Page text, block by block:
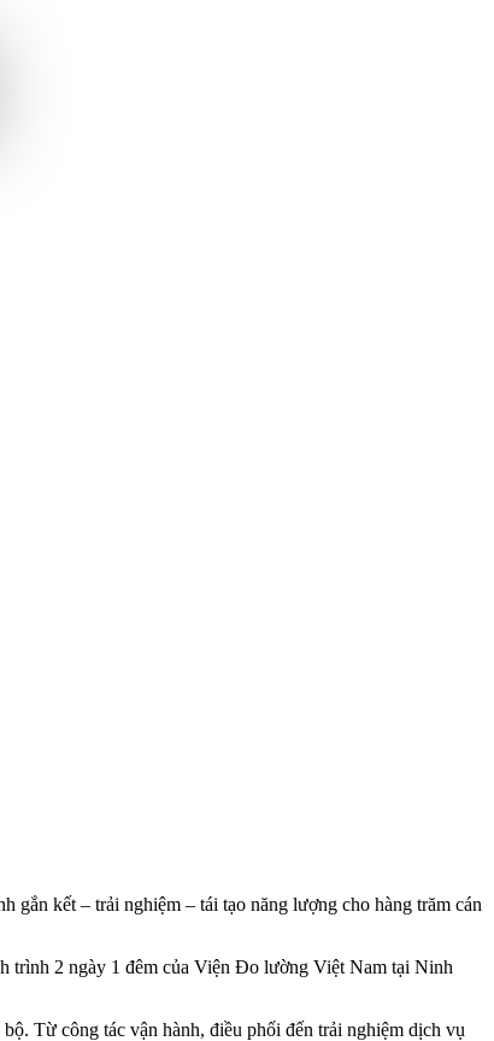
gắn kết – trải nghiệm – tái tạo năng lượng cho hàng trăm cán
trình 2 ngày 1 đêm của Viện Đo lường Việt Nam tại Ninh
Từ công tác vận hành, điều phối đến trải nghiệm dịch vụ